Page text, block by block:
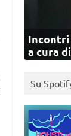
Incontri
a cura
Su